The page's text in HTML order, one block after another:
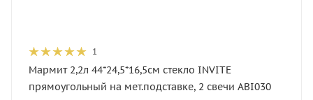
1
Мармит 2,2л 44*24,5*16,5см стекло INVITE
прямоугольный на мет.подставке, 2 свечи ABI030